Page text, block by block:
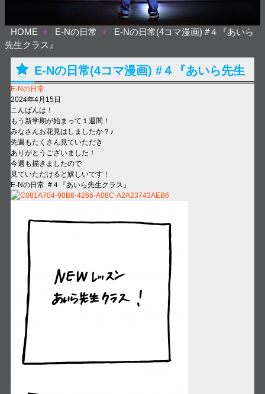
HOME E-Nの日常
E-Nの日常(4コマ漫画) #４『あいら
先生クラス』
E-Nの日常(4コマ漫画) #４『あいら先生
クラス』
E-Nの日常
2024年4月15日
こんばんは！
もう新学期が始まって１週間！
みなさんお花見はしましたか？♪
先週もたくさん見ていただき
ありがとうございました！
今週も描きましたので
見ていただけると嬉しいです！
E-Nの日常 #４ 『あいら先生クラス』